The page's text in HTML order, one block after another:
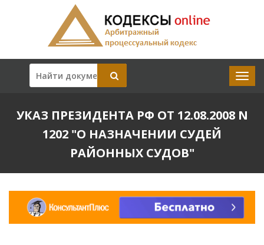
УКАЗ ПРЕЗИДЕНТА РФ ОТ 12.08.2008 N
1202 "О НАЗНАЧЕНИИ СУДЕЙ
РАЙОННЫХ СУДОВ"